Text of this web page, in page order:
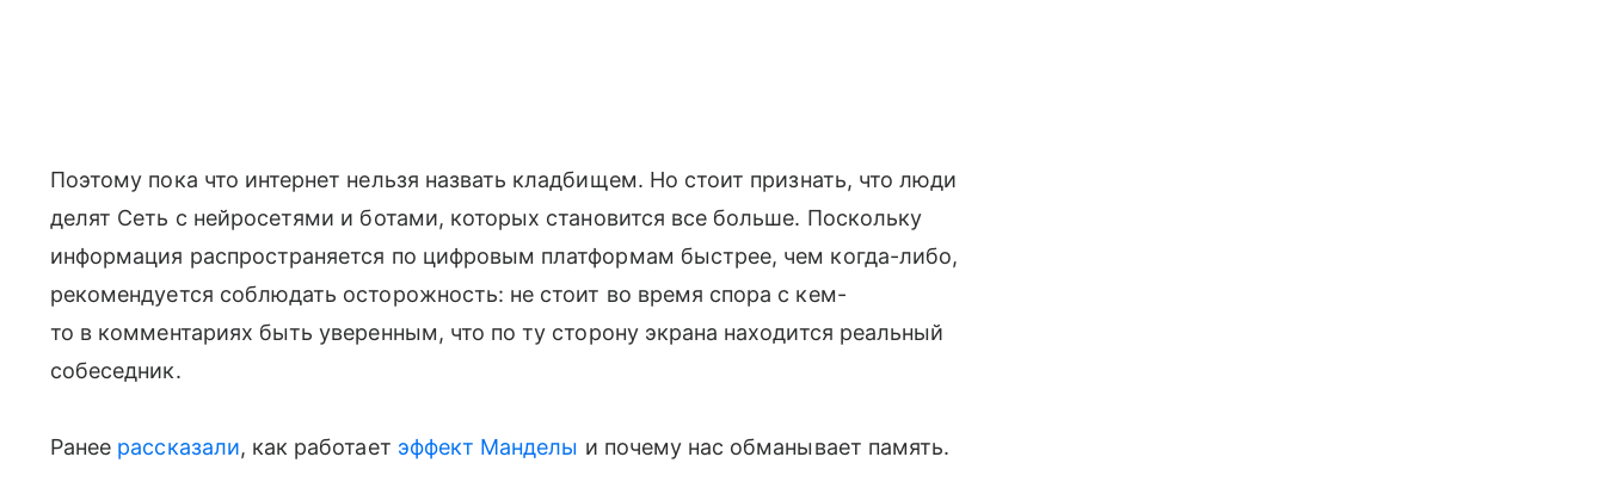
Поэтому пока что интернет нельзя назвать кладбищем. Но стоит признать, что люди
делят Сеть с нейросетями и ботами, которых становится все больше. Поскольку
информация распространяется по цифровым платформам быстрее, чем когда-либо,
рекомендуется соблюдать осторожность: не стоит во время спора с кем-
то в комментариях быть уверенным, что по ту сторону экрана находится реальный
собеседник.
Ранее рассказали, как работает эффект Манделы и почему нас обманывает память.